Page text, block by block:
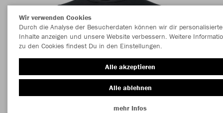
Wir verwenden Cookies
Durch die Analyse der Besucherdaten können wir dir personalisierte
Inhalte anzeigen und unsere Website verbessern. Weitere
zu den Cookies findest Du in den Einstellungen.
Alle akzeptieren
Alle ablehnen
mehr Infos